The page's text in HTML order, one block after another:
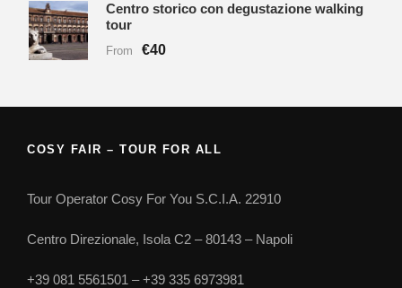
Centro storico con degustazione walking
tour
From €40
COSY FAIR – TOUR FOR ALL
Tour Operator Cosy For You S.C.I.A. 22910
Centro Direzionale, Isola C2 – 80143 – Napoli
+39 081 5561501 – +39 335 6973981